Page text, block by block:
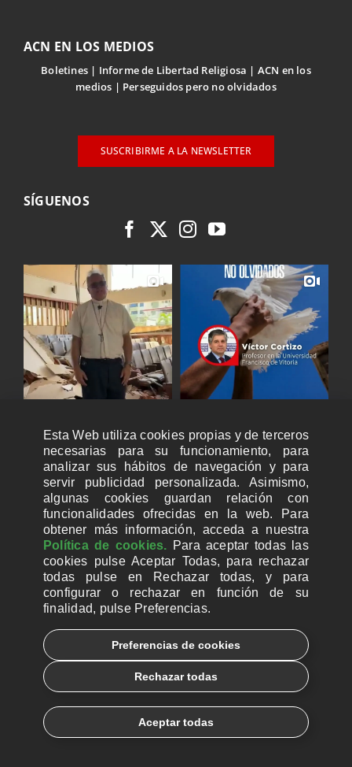
ACN EN LOS MEDIOS
Boletines Informe de Libertad Religiosa
ACN en los
medios
Perseguidos pero no olvidados
SUSCRIBIRME A LA NEWSLETTER
SÍGUENOS
CUENTAS BANCARIAS PARA DONAR
Galego
Español
Esta Web utiliza cookies propias y de terceros
necesarias para su funcionamiento, para
analizar sus hábitos de navegación y para
servir publicidad personalizada. Asimismo,
algunas cookies guardan relación con
funcionalidades ofrecidas en la web. Para
obtener más información, acceda a nuestra
Política de cookies. Para aceptar todas las
cookies pulse Aceptar Todas, para rechazar
todas pulse en Rechazar todas, y para
configurar o rechazar en función de su
finalidad, pulse Preferencias.
Preferencias de cookies
Rechazar todas
Aceptar todas